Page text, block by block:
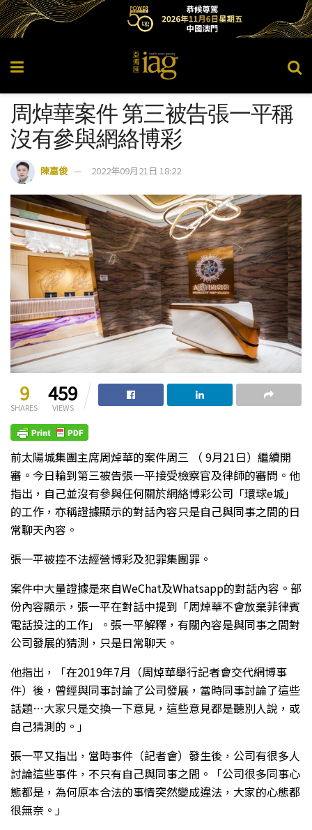
周焯華案件 第三被告張一平稱
沒有參與網絡博彩
陳嘉俊 2022年09月21日 18:22
9
SHARES
459
VIEWS
前太陽城集團主席周焯華的案件周三 （ 9月21日）繼續開
審。今日輪到第三被告張一平接受檢察官及律師的審問。他
指出，自己並沒有參與任何關於網絡博彩公司「環球e城」
的工作，亦稱證據顯示的對話內容只是自己與同事之間的日
常聊天內容。
張一平被控不法經營博彩及犯罪集團罪。
案件中大量證據是來自WeChat及Whatsapp的對話內容。部
份內容顯示，張一平在對話中提到「周焯華不會放棄菲律賓
電話投注的工作」。張一平解釋，有關內容是與同事之間對
公司發展的猜測，只是日常聊天。
他指出，「在2019年7月（周焯華舉行記者會交代網博事
件）後，曾經與同事討論了公司發展，當時同事討論了這些
話題…大家只是交換一下意見，這些意見都是聽別人說，或
自己猜測的。」
張一平又指出，當時事件（記者會）發生後，公司有很多人
討論這些事件，不只有自己與同事之間。「公司很多同事心
態都是，為何原本合法的事情突然變成違法，大家的心態都
很無奈。」